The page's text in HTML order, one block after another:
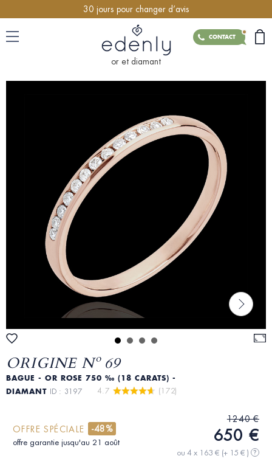
30 jours pour changer d’avis
CONTACT
or et diamant
ORIGINE Nº 69
BAGUE - OR ROSE 750 ‰ (18 CARATS) -
DIAMANT ID : 3197 4.7 (172)
OFFRE SPÉCIALE -48%
offre garantie jusqu'au 21 août
1240 €
650 €
ou 4 x 163 € (+ 15 € ) ?